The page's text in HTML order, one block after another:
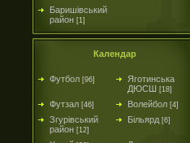
Баришівський
район [1]
Календар
Футбол [96]
Яготинська
ДЮСШ [18]
Футзал [46] Волейбол [4]
Згурівський
район [12]
Більярд [6]